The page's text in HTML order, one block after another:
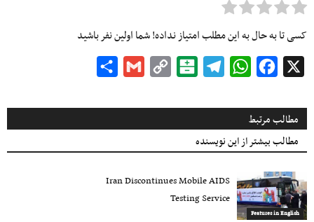
کسی تا به حال به این مطلب امتیاز نداده! شما اولین نفر باشید
Facebook
WhatsApp
Telegram
Balatarin
Copy
Gmail
مطالب مرتبط
مطالب بیشتر از این نویسنده
Features in English
Iran Discontinues Mobile AIDS
Testing Service